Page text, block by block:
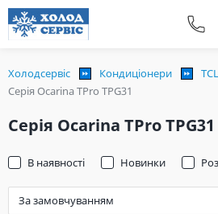
Холодсервіс Кондиціонери
TCL
Серія Ocarina TPro TPG31
Серія Ocarina TPro TPG31
В наявності Новинки